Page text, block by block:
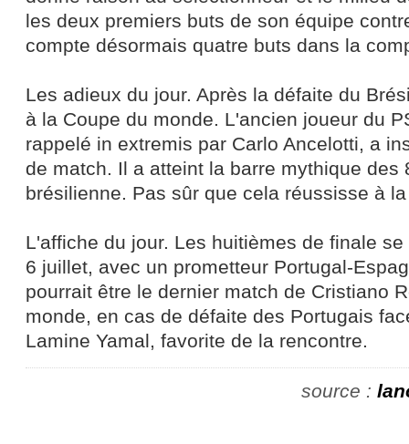
les deux premiers buts de son équipe
compte désormais quatre buts dans la
Les adieux du jour. Après la défaite du
à la Coupe du monde. L'ancien joueur du
rappelé in extremis par Carlo Ancelotti, a
de match. Il a atteint la barre mythique des
brésilienne. Pas sûr que cela réussisse à
L'affiche du jour. Les huitièmes de finale
6 juillet, avec un prometteur Portugal-
pourrait être le dernier match de Cristiano
monde, en cas de défaite des Portugais
Lamine Yamal, favorite de la rencontre.
source :